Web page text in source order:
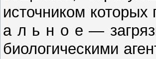
источником
а л ь н о е —
биоло­гическими